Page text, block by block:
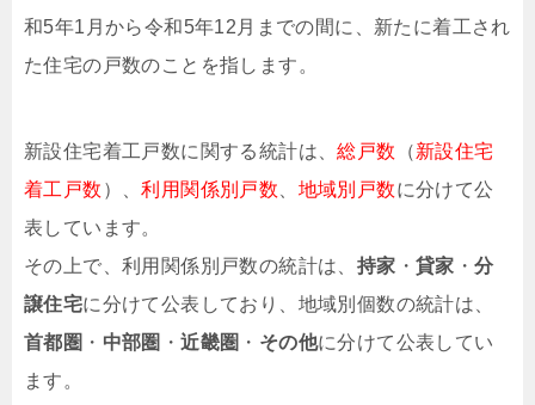
和5年1月から令和5年12月までの間に、新たに着工され
た住宅の戸数のことを指します。
新設住宅着工戸数に関する統計は、総戸数 （新設住宅
着工戸数 ）、利用関係別戸数 地域別戸数に分けて公
表しています。
その上で、利用関係別戸数の統計は、 持家 ・貸家 ・分
譲住宅に分けて公表しており、地域別個数の統計は、
首都圏 ・ 中部圏 ・近畿圏 ・ その他に分けて公表してい
ます。